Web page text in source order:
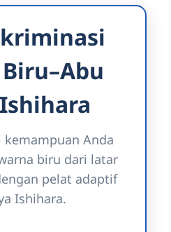
kemampuan Anda
biru dari latar
pelat adaptif
Ishihara.